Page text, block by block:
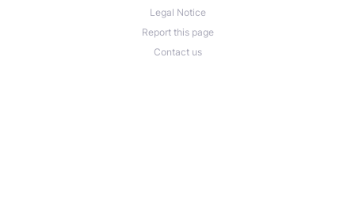
Legal Notice
Report this page
Contact us